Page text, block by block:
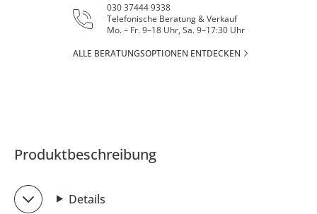
030 37444 9338
Telefonische Beratung & Verkauf
Mo. – Fr. 9–18 Uhr, Sa. 9–17:30 Uhr
ALLE BERATUNGSOPTIONEN ENTDECKEN
Produktbeschreibung
Details